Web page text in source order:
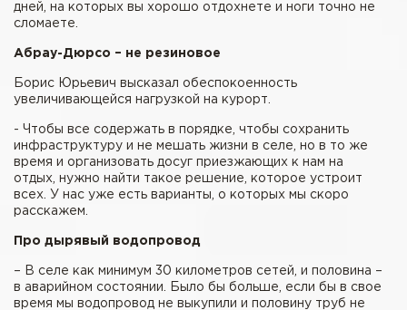
дней, на которых вы хорошо отдохнете и ноги точно не
сломаете.
Абрау-Дюрсо – не резиновое
Борис Юрьевич высказал обеспокоенность
увеличивающейся нагрузкой на курорт.
- Чтобы все содержать в порядке, чтобы сохранить
инфраструктуру и не мешать жизни в селе, но в то же
время и организовать досуг приезжающих к нам на
отдых, нужно найти такое решение, которое устроит
всех. У нас уже есть варианты, о которых мы скоро
расскажем.
Про дырявый водопровод
– В селе как минимум 30 километров сетей, и половина –
в аварийном состоянии. Было бы больше, если бы в свое
время мы водопровод не выкупили и половину труб не